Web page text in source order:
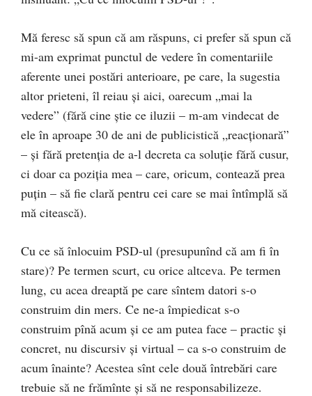
Mă feresc să spun că am răspuns, ci prefer să spun că
mi-am exprimat punctul de vedere în comentariile
aferente unei postări anterioare, pe care, la sugestia
altor prieteni, îl reiau și aici, oarecum „mai la
vedere” (fără cine știe ce iluzii – m-am vindecat de
ele în aproape 30 de ani de publicistică „reacționară”
– și fără pretenția de a-l decreta ca soluție fără cusur,
ci doar ca poziția mea – care, oricum, contează prea
puțin – să fie clară pentru cei care se mai întîmplă să
mă citească).
Cu ce să înlocuim PSD-ul (presupunînd că am fi în
stare)? Pe termen scurt, cu orice altceva. Pe termen
lung, cu acea dreaptă pe care sîntem datori s-o
construim din mers. Ce ne-a împiedicat s-o
construim pînă acum și ce am putea face – practic și
concret, nu discursiv și virtual – ca s-o construim de
acum înainte? Acestea sînt cele două întrebări care
trebuie să ne frămînte și să ne responsabilizeze.